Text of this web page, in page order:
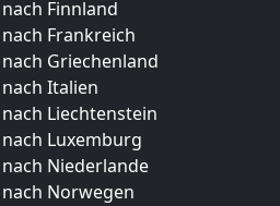
Finnland
Frankreich
Griechenland
Italien
Liechtenstein
Luxemburg
Niederlande
Norwegen